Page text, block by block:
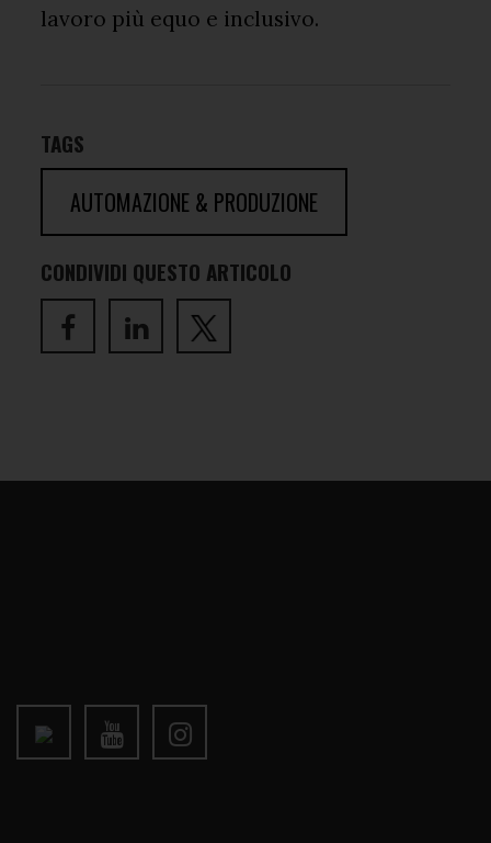
lavoro più equo e inclusivo.
TAGS
AUTOMAZIONE & PRODUZIONE
CONDIVIDI QUESTO ARTICOLO